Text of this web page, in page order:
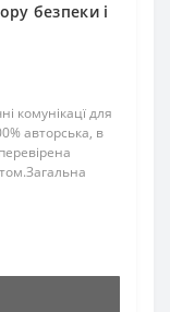
безпеки і
комунікацї для
авторська, в